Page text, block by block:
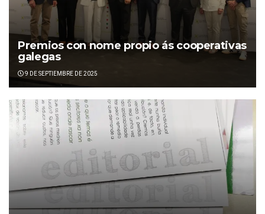
Premios con nome propio ás cooperativas
galegas
9 DE SEPTIEMBRE DE 2025